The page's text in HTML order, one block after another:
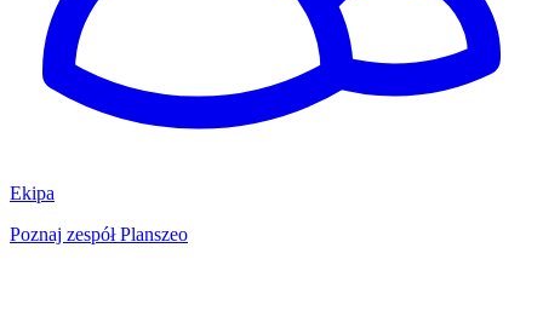
Ekipa
Poznaj zespół Planszeo